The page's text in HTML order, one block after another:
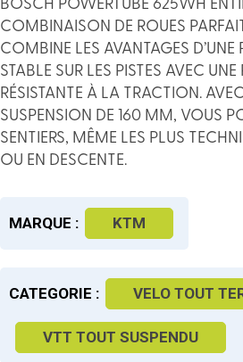
BOSCH POWERTUBE 625WH
COMBINAISON DE ROUES
COMBINE LES AVANTAGES D’UNE
STABLE SUR LES PISTES AVEC
RÉSISTANTE À LA TRACTION.
SUSPENSION DE 160 MM, VOUS
SENTIERS, MÊME LES PLUS
OU EN DESCENTE.
MARQUE : KTM
CATEGORIE : VELO TOUT
VTT TOUT SUSPENDU